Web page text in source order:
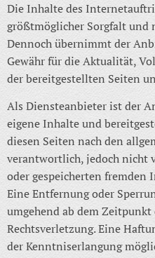
Die Inhalte des
größtmöglicher Sorgfalt und
Dennoch übernimmt der
Gewähr für die Aktualität,
der bereitgestellten Seiten
Als Diensteanbieter ist der
eigene Inhalte und
diesen Seiten nach den
verantwortlich, jedoch nicht
oder gespeicherten fremden
Eine Entfernung oder
umgehend ab dem
Rechtsverletzung. Eine
der Kenntniserlangung